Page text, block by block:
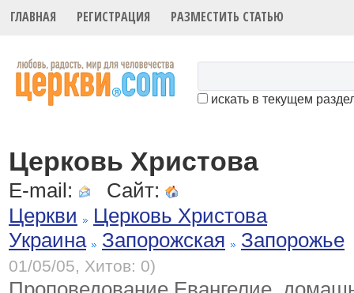
ГЛАВНАЯ РЕГИСТРАЦИЯ РАЗМЕСТИТЬ СТАТЬЮ
искать в текущем
Церковь Христова
E-mail:
Сайт:
Церкви
Церковь Христова
Украина
Запорожская Запорожье
01/05/05, Хитов: 0)